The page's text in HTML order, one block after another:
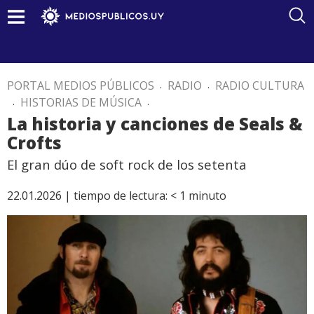
PORTAL MEDIOS PÚBLICOS . RADIO . RADIO CULTURA
. HISTORIAS DE MÚSICA .
La historia y canciones de Seals &
Crofts
El gran dúo de soft rock de los setenta
22.01.2026 | tiempo de lectura: < 1 minuto